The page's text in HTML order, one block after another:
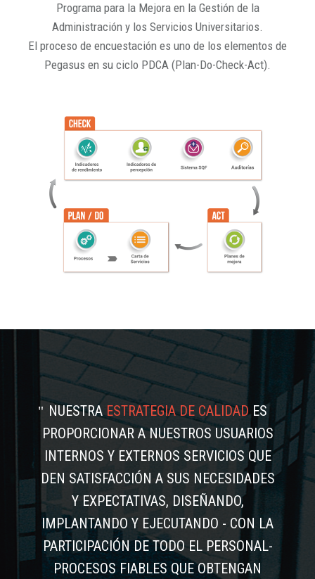
Programa para la Mejora en la Gestión de la
Administración y los Servicios Universitarios.
El proceso de encuestación es uno de los elementos de
Pegasus en su ciclo PDCA (Plan-Do-Check-Act).
NUESTRAESTRATEGIA DE CALIDADES
PROPORCIONAR A NUESTROS USUARIOS
INTERNOS Y EXTERNOS SERVICIOS QUE
DEN SATISFACCIÓN A SUS NECESIDADES
Y EXPECTATIVAS, DISEÑANDO,
IMPLANTANDO Y EJECUTANDO - CON LA
PARTICIPACIÓN DE TODO EL PERSONAL-
PROCESOS FIABLES QUE OBTENGAN